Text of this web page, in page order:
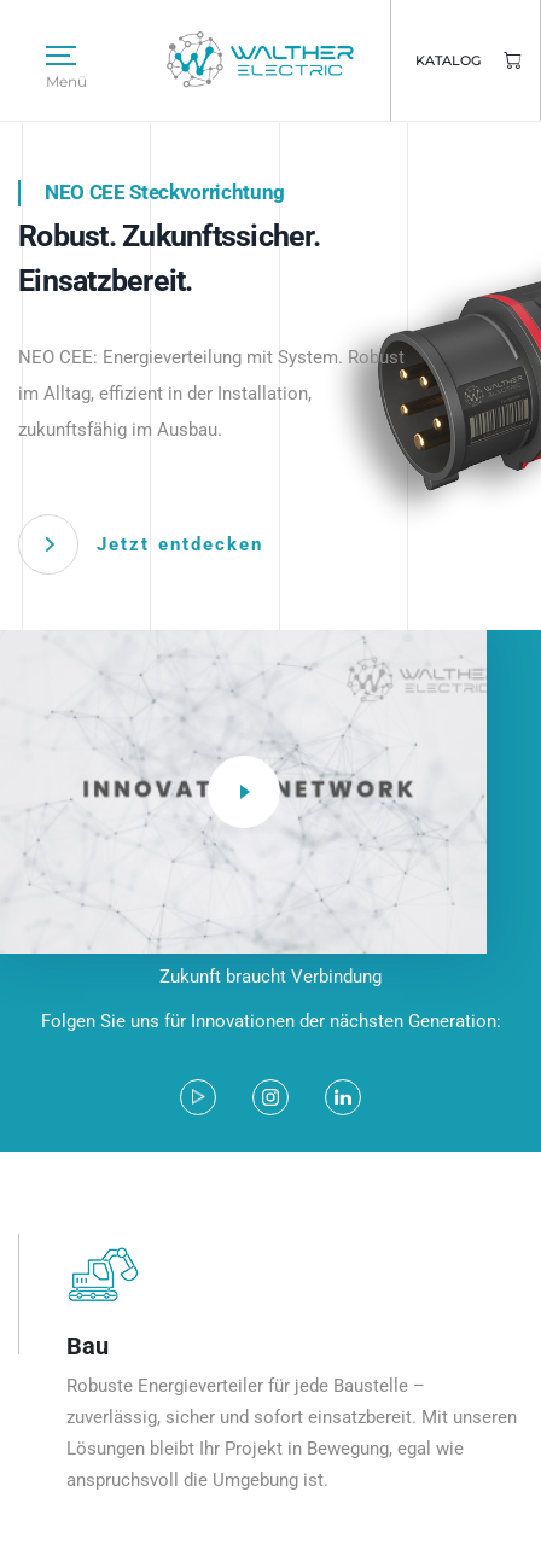
Menü
KATALOG
Intelligente Stromverteilung
beginnt hier.
NEO CEE Steckvorrichtung
Robust. Zukunftssicher.
Einsatzbereit.
NEO CEE: Energieverteilung mit System. Robust
im Alltag, effizient in der Installation,
zukunftsfähig im Ausbau.
Jetzt entdecken
Intelligenz trifft Energie.
Anwendungen – robust, IP-geschützt und
zukunftsfähig.
Zukunft braucht Verbindung
Folgen Sie uns für Innovationen der nächsten Generation:
Bau
Robuste Energieverteiler für jede Baustelle –
zuverlässig, sicher und sofort einsatzbereit. Mit unseren
Lösungen bleibt Ihr Projekt in Bewegung, egal wie
anspruchsvoll die Umgebung ist.